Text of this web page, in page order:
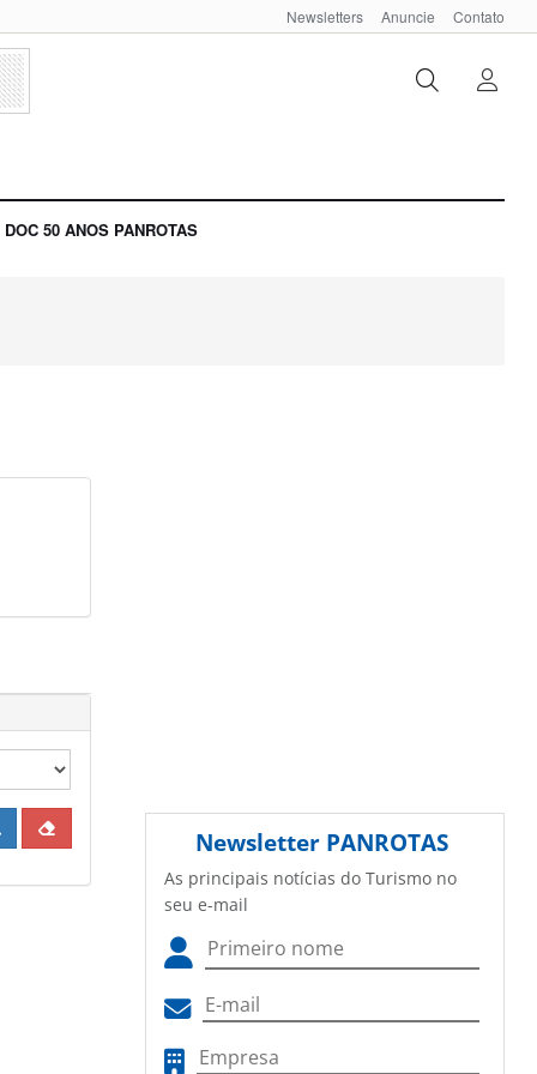
Newsletters Anuncie Contato
DOC 50 ANOS PANROTAS
Newsletter PANROTAS
As principais notícias do Turismo no
seu e-mail